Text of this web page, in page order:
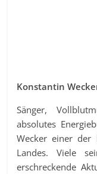
Konstantin
Sänger,
absolutes
Wecker einer der
Landes. Viele
erschreckende